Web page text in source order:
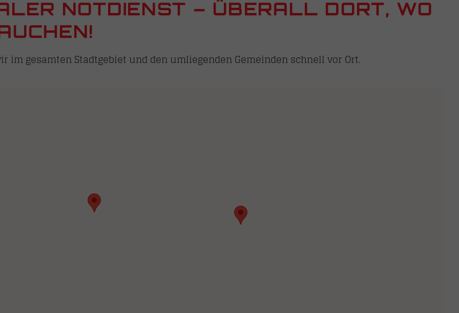
NOTDIENST – ÜBERALL DORT, WO
im gesamten Stadtgebiet und den umliegenden Gemeinden schnell vor Ort.